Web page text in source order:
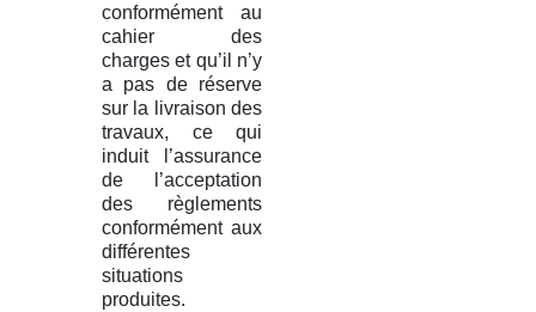
conformément au
cahier des
charges et qu’il n’y
a pas de réserve
sur la livraison des
travaux, ce qui
induit l’assurance
de l’acceptation
des règlements
conformément aux
différentes
situations
produites.